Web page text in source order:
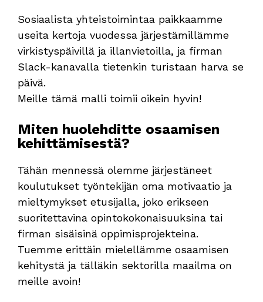
Sosiaalista yhteistoimintaa paikkaamme
useita kertoja vuodessa järjestämillämme
virkistyspäivillä ja illanvietoilla, ja firman
Slack-kanavalla tietenkin turistaan harva se
päivä.
Meille tämä malli toimii oikein hyvin!
Miten huolehditte osaamisen
kehittämisestä?
Tähän mennessä olemme järjestäneet
koulutukset työntekijän oma motivaatio ja
mieltymykset etusijalla, joko erikseen
suoritettavina opintokokonaisuuksina tai
firman sisäisinä oppimisprojekteina.
Tuemme erittäin mielellämme osaamisen
kehitystä ja tälläkin sektorilla maailma on
meille avoin!